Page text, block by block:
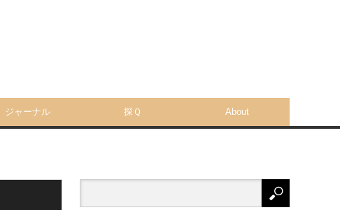
ジャーナル 探Ｑ About